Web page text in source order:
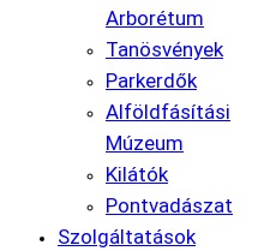
Arborétum
Tanösvények
Parkerdők
Alföldfásítási
Múzeum
Kilátók
Pontvadászat
Szolgáltatások